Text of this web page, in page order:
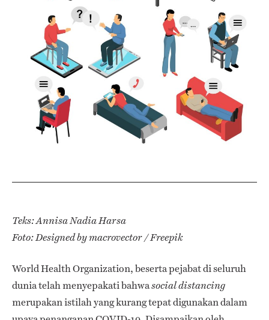
Teks: Annisa Nadia Harsa
Foto: Designed by macrovector / Freepik
World Health Organization, beserta pejabat di seluruh
dunia telah menyepakati bahwasocial distancing
merupakan istilah yang kurang tepat digunakan dalam